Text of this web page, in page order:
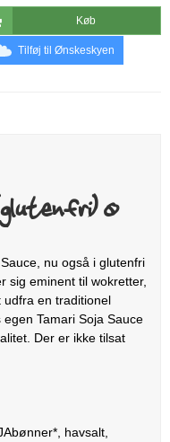
Køb
Tilføj til Ønskeskyen
Ø
nu også i glutenfri
sig eminent til wokretter,
udfra en traditionel
Tamari Soja Sauce
Der er ikke tilsat
havsalt,